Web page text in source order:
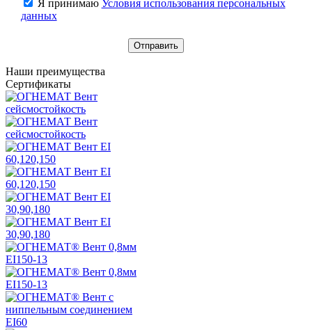
Я принимаю Условия использования персональных
данных
Отправить
Наши преимущества
Сертификаты